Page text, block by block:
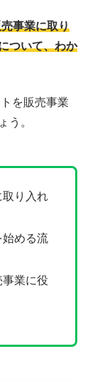
事業に取り
ついて、わか
を販売事業
う。
取り入れ
始める流
業に役